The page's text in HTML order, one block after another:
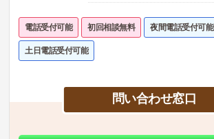
電話受付可能 初回相談無料 夜間電話受付可能
土日電話受付可能
問い合わせ窓口